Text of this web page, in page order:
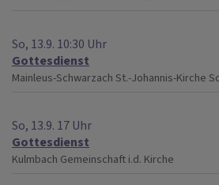
So, 13.9. 10:30 Uhr
Gottesdienst
Mainleus-Schwarzach St.-Johannis-Kirche
So, 13.9. 17 Uhr
Gottesdienst
Kulmbach Gemeinschaft i.d. Kirche